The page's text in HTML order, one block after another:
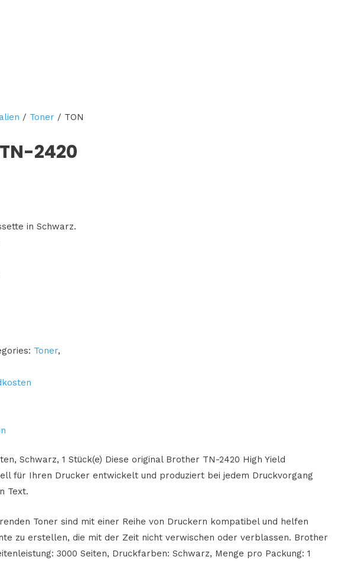
/ Toner / TON
2420
in Schwarz.
Toner,
Schwarz, 1 Stück(e) Diese original Brother TN-2420 High Yield
für Ihren Drucker entwickelt und produziert bei jedem Druckvorgang
Text.
Toner sind mit einer Reihe von Druckern kompatibel und helfen
zu erstellen, die mit der Zeit nicht verwischen oder verblassen. Brother
3000 Seiten, Druckfarben: Schwarz, Menge pro Packung: 1